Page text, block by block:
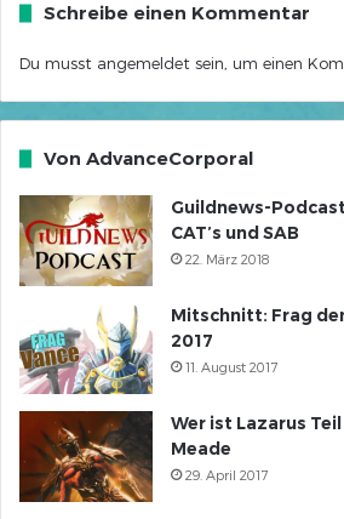
Schreibe einen Kommentar
Du musst angemeldet sein, um einen
Von AdvanceCorporal
Guildnews-
CAT’s und SAB
22. März 2018
Mitschnitt: Frag
2017
11. August 2017
Wer ist Lazarus Teil
Meade
29. April 2017